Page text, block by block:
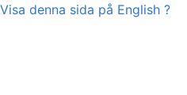
Visa denna sida på English ?